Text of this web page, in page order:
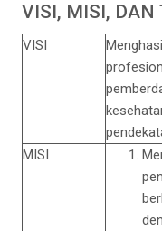
VISI, MISI, DAN
VISI
MISI